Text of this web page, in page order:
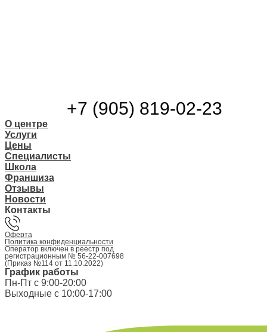
+7 (905) 819-02-23
О центре
Услуги
Цены
Специалисты
Школа
Франшиза
Отзывы
Новости
Контакты
Оферта
Политика конфиденциальности
Оператор включен в реестр под
регистрационным № 56-22-007698
(Приказ №114 от 11.10.2022)
График работы
Пн-Пт с 9:00-20:00
Выходные с 10:00-17:00